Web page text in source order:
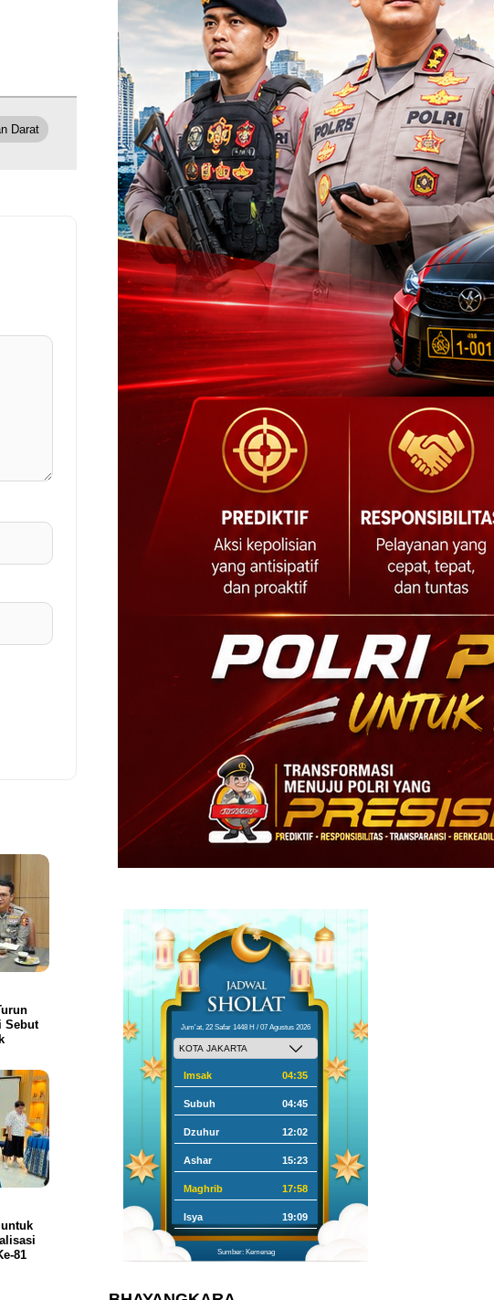
Darat
Sebut
81
Jum'at, 22 Safar 1448 H / 07 Agustus 2026
Imsak 04:35
Subuh 04:45
Dzuhur 12:02
Ashar 15:23
Maghrib 17:58
Isya 19:09
Sumber: Kemenag